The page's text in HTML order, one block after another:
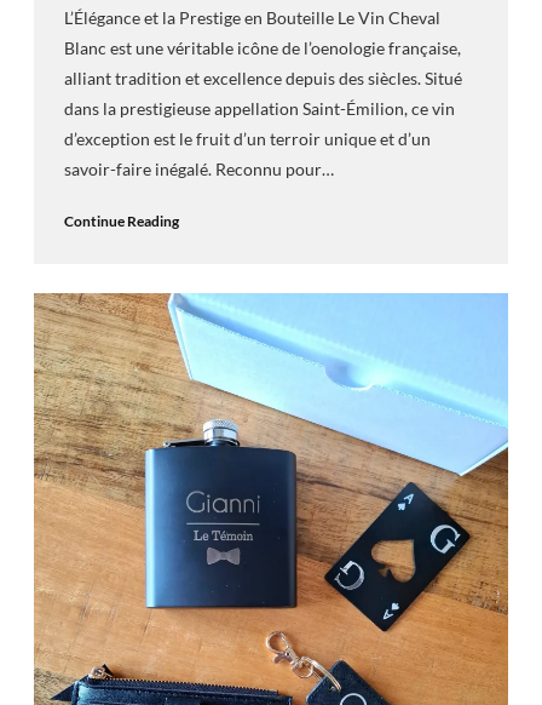
L’Élégance et la Prestige en Bouteille Le Vin Cheval
Blanc est une véritable icône de l’oenologie française,
alliant tradition et excellence depuis des siècles. Situé
dans la prestigieuse appellation Saint-Émilion, ce vin
d’exception est le fruit d’un terroir unique et d’un
savoir-faire inégalé. Reconnu pour…
Continue Reading